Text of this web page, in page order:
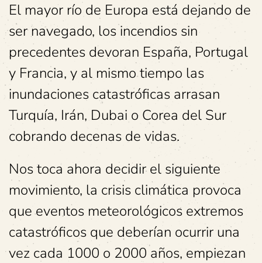
El mayor río de Europa está dejando de
ser navegado, los incendios sin
precedentes devoran España, Portugal
y Francia, y al mismo tiempo las
inundaciones catastróficas arrasan
Turquía, Irán, Dubai o Corea del Sur
cobrando decenas de vidas.
Nos toca ahora decidir el siguiente
movimiento, la crisis climática provoca
que eventos meteorológicos extremos
catastróficos que deberían ocurrir una
vez cada 1000 o 2000 años, empiezan